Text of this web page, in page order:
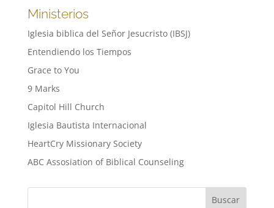
Ministerios
Iglesia biblica del Señor Jesucristo (IBSJ)
Entendiendo los Tiempos
Grace to You
9 Marks
Capitol Hill Church
Iglesia Bautista Internacional
HeartCry Missionary Society
ABC Assosiation of Biblical Counseling